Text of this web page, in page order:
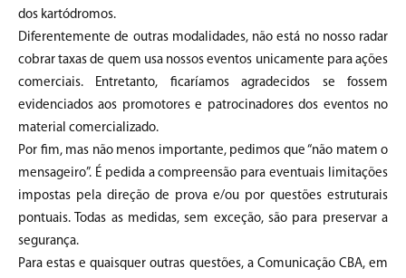
dos kartódromos.
Diferentemente de outras modalidades, não está no nosso radar
cobrar taxas de quem usa nossos eventos unicamente para ações
comerciais. Entretanto, ficaríamos agradecidos se fossem
evidenciados aos promotores e patrocinadores dos eventos no
material comercializado.
Por fim, mas não menos importante, pedimos que “não matem o
mensageiro”. É pedida a compreensão para eventuais limitações
impostas pela direção de prova e/ou por questões estruturais
pontuais. Todas as medidas, sem exceção, são para preservar a
segurança.
Para estas e quaisquer outras questões, a Comunicação CBA, em